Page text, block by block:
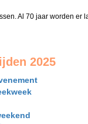
Al 70 jaar worden
2025